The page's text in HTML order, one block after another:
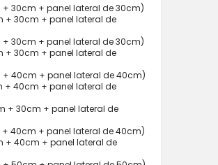
+ 30cm + panel lateral de 30cm)
+ 30cm + panel lateral de
+ 30cm + panel lateral de 30cm)
+ 30cm + panel lateral de
+ 40cm + panel lateral de 40cm)
+ 40cm + panel lateral de
+ 30cm + panel lateral de
+ 40cm + panel lateral de 40cm)
+ 40cm + panel lateral de